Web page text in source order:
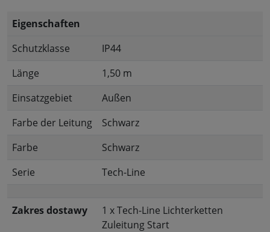
Eigenschaften
Schutzklasse
IP44
Länge
1,50 m
Einsatzgebiet
Außen
Farbe der Leitung
Schwarz
Farbe
Schwarz
Serie
Tech-Line
Zakres dostawy
1 x Tech-Line Lichterketten
Zuleitung Start